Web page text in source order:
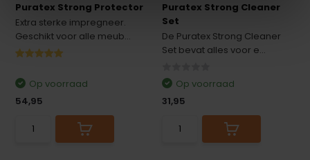
Puratex Strong Protector
Extra sterke impregneer.
Geschikt voor alle meub...
Op voorraad
54,95
Puratex Strong Cleaner
Set
De Puratex Strong Cleaner
Set bevat alles voor e...
Op voorraad
31,95